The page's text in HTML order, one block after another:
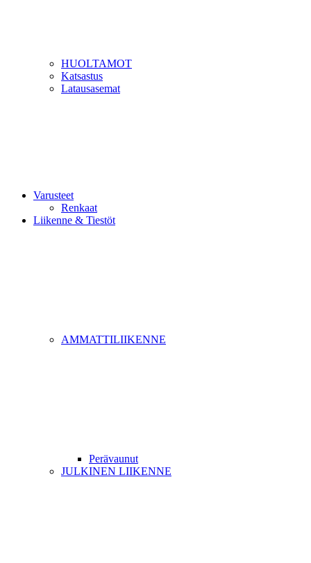
HUOLTAMOT
Katsastus
Latausasemat
Varusteet
Renkaat
Liikenne & Tiestöt
AMMATTILIIKENNE
Perävaunut
JULKINEN LIIKENNE